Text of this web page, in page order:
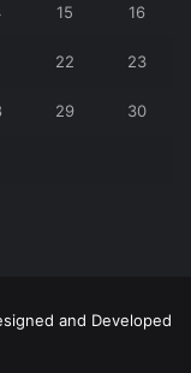
15 16
22 23
29 30
and Developed